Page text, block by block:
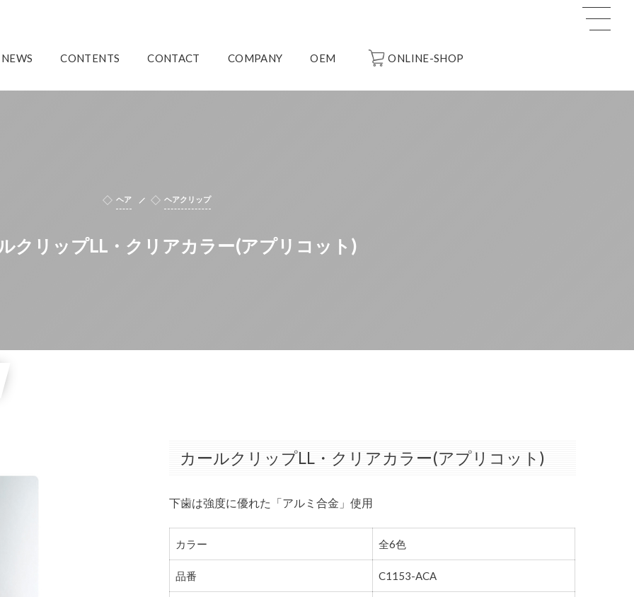
NEWS CONTENTS CONTACT COMPANY OEM ONLINE-SHOP
ヘア ヘアクリップ
クリップLL・クリアカラー(アプリコット)
カールクリップLL・クリアカラー(アプリコット)
下歯は強度に優れた「アルミ合金」使用
カラー 全6色
品番 C1153-ACA